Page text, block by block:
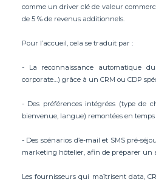
comme un driver clé de valeur
de 5 % de revenus additionnels.
Pour l’accueil, cela se traduit par :
- La reconnaissance automatique
corporate…) grâce à un CRM ou CDP
- Des préférences intégrées (type de
bienvenue, langue) remontées en
- Des scénarios d’e-mail et SMS pré-
marketing hôtelier, afin de préparer un
Les fournisseurs qui maîtrisent data,